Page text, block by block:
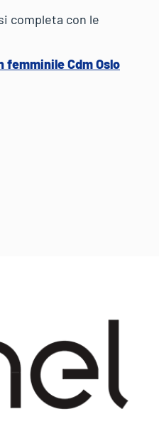
completa con le
femminile Cdm Oslo